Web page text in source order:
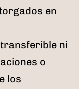
en
ni
o
los